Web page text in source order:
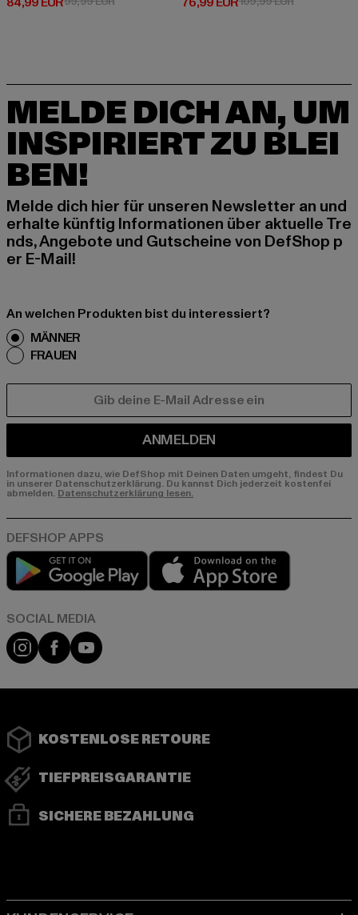
MELDE DICH AN, UM
INSPIRIERT ZU BLEI
BEN!
Melde dich hier für unseren Newsletter an und
erhalte künftig Informationen über aktuelle Tre
nds, Angebote und Gutscheine von DefShop p
er E-Mail!
An welchen Produkten bist du interessiert?
MÄNNER
FRAUEN
ANMELDEN
Informationen dazu, wie DefShop mit Deinen Daten umgeht, findest Du
in unserer Datenschutzerklärung. Du kannst Dich jederzeit kostenfei
abmelden. Datenschutzerklärung lesen.
Play market
Instagram
FacebookYouTube
KOSTENLOSE RETOURE
TIEFPREISGARANTIE
SICHERE BEZAHLUNG